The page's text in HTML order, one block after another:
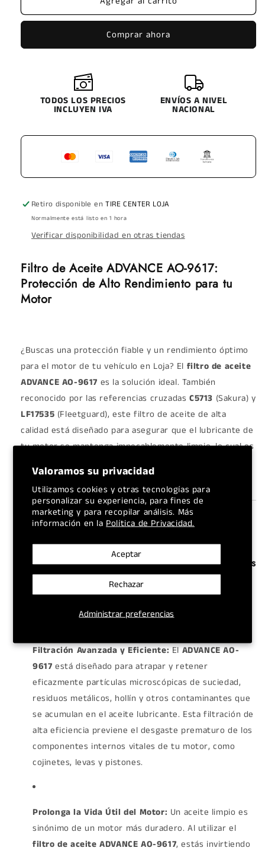
Valoramos su privacidad
Utilizamos cookies y otras tecnologías para
personalizar su experiencia, para fines de
marketing y para recopilar análisis. Más
información en la Política de Privacidad.
Administrar preferencias
Aceptar
Rechazar
AO
C5713
AO
ACEITE
C5713
17535
Comprar ahora
TODOS LOS PRECIOS
INCLUYEN IVA
ENVÍOS A NIVEL
NACIONAL
Retiro disponible enTIRE CENTER LOJA
Normalmente está listo en 1 hora
Verificar disponibilidad en otras tiendas
Filtro de Aceite ADVANCE AO-9617:
Protección de Alto Rendimiento para tu
Motor
¿Buscas una protección fiable y un rendimiento óptimo
para el motor de tu vehículo en Loja? El filtro de aceite
ADVANCE AO-9617 es la solución ideal. También
reconocido por las referencias cruzadasC5713 (Sakura) y
LF17535 (Fleetguard), este filtro de aceite de alta
calidad está diseñado para asegurar que el lubricante de
tu motor se mantenga impecablemente limpio, lo cual es
¿Por qué el Filtro de Aceite ADVANCE AO-9617 es
la Elección Correcta?
Filtración Avanzada y Eficiente:ElADVANCE AO-
9617 está diseñado para atrapar y retener
eficazmente partículas microscópicas de suciedad,
residuos metálicos, hollín y otros contaminantes que
se acumulan en el aceite lubricante. Esta filtración de
alta eficiencia previene el desgaste prematuro de los
componentes internos vitales de tu motor, como
cojinetes, levas y pistones.
Prolonga la Vida Útil del Motor: Un aceite limpio es
sinónimo de un motor más duradero. Al utilizar el
filtro de aceite ADVANCE AO-9617, estás invirtiendo